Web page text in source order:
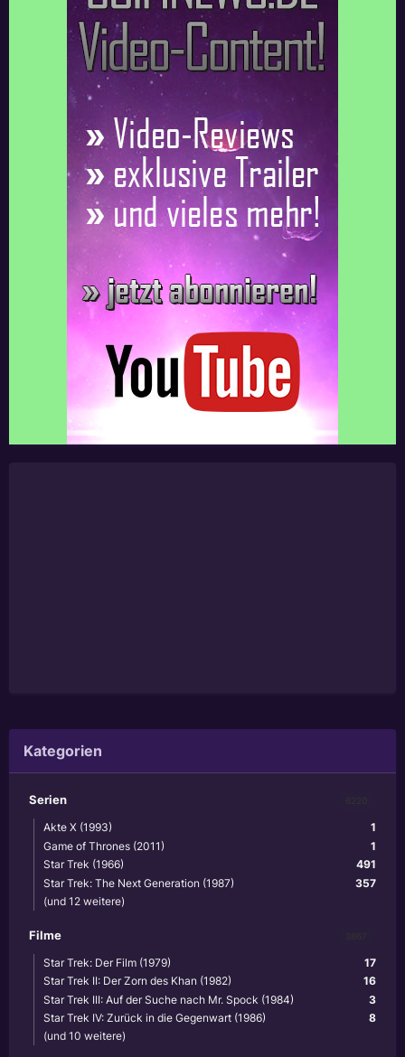
Kategorien
Serien
1
Akte X (1993)
1
Game of Thrones (2011)
491
Star Trek (1966)
357
Star Trek: The Next Generation (1987)
(und 12 weitere)
Filme
17
Star Trek: Der Film (1979)
16
Star Trek II: Der Zorn des Khan (1982)
3
Star Trek III: Auf der Suche nach Mr. Spock (1984)
8
Star Trek IV: Zurück in die Gegenwart (1986)
(und 10 weitere)